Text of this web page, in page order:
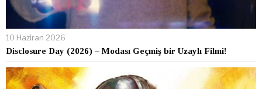
10 Haziran 2026
Disclosure Day (2026) – Modası Geçmiş bir Uzaylı Filmi!